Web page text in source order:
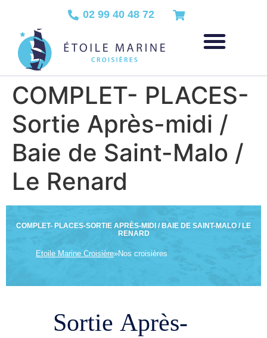
02 99 40 48 72
COMPLET- PLACES-
Sortie Après-midi /
Baie de Saint-Malo /
Le Renard
COMPLET- PLACES-SORTIE APRÈS-MIDI / BAIE DE SAINT-MALO / LE
RENARD
Etoile Marine Croisière»Nos croisières
Sortie Après-